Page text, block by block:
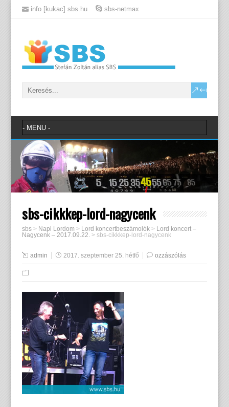
info [kukac] sbs.hu sbs-netmax
sbs-cikkkep-lord-nagycenk
sbs> Napi Lordom > Lord koncertbeszámolók> Lord koncert –
Nagycenk – 2017.09.22.> sbs-cikkkep-lord-nagycenk
admin 2017. szeptember 25. hétfő ozzászólás